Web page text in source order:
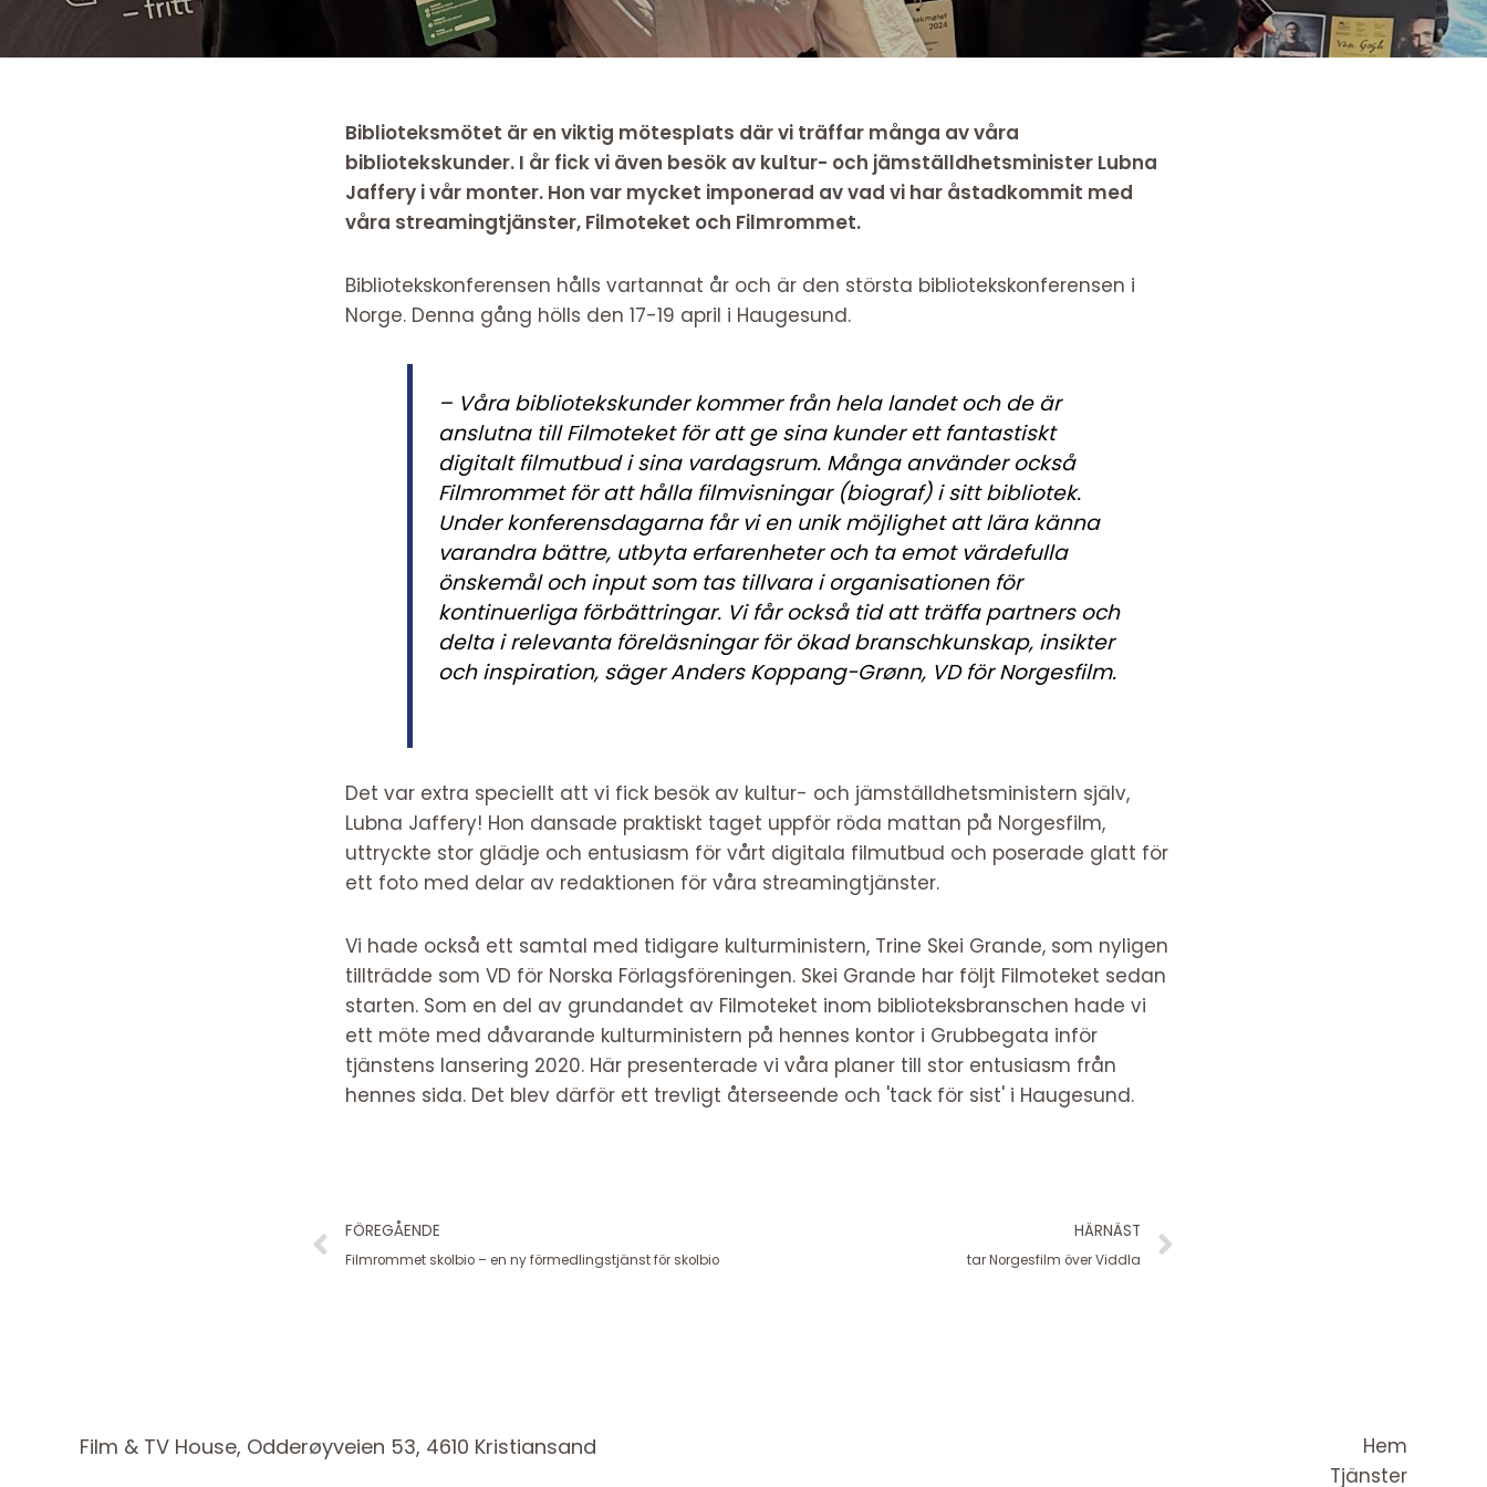
Biblioteksmötet är en viktig mötesplats där vi träffar många av våra
bibliotekskunder. I år fick vi även besök av kultur- och jämställdhetsminister Lubna
Jaffery i vår monter. Hon var mycket imponerad av vad vi har åstadkommit med
våra streamingtjänster, Filmoteket och Filmrommet.
Bibliotekskonferensen hålls vartannat år och är den största bibliotekskonferensen i
Norge. Denna gång hölls den 17-19 april i Haugesund.
– Våra bibliotekskunder kommer från hela landet och de är
anslutna till Filmoteket för att ge sina kunder ett fantastiskt
digitalt filmutbud i sina vardagsrum. Många använder också
Filmrommet för att hålla filmvisningar (biograf) i sitt bibliotek.
Under konferensdagarna får vi en unik möjlighet att lära känna
varandra bättre, utbyta erfarenheter och ta emot värdefulla
önskemål och input som tas tillvara i organisationen för
kontinuerliga förbättringar. Vi får också tid att träffa partners och
delta i relevanta föreläsningar för ökad branschkunskap, insikter
och inspiration, säger Anders Koppang-Grønn, VD för Norgesfilm.
Det var extra speciellt att vi fick besök av kultur- och jämställdhetsministern själv,
Lubna Jaffery! Hon dansade praktiskt taget uppför röda mattan på Norgesfilm,
uttryckte stor glädje och entusiasm för vårt digitala filmutbud och poserade glatt för
ett foto med delar av redaktionen för våra streamingtjänster.
Vi hade också ett samtal med tidigare kulturministern, Trine Skei Grande, som nyligen
tillträdde som VD för Norska Förlagsföreningen. Skei Grande har följt Filmoteket sedan
starten. Som en del av grundandet av Filmoteket inom biblioteksbranschen hade vi
ett möte med dåvarande kulturministern på hennes kontor i Grubbegata inför
tjänstens lansering 2020. Här presenterade vi våra planer till stor entusiasm från
hennes sida. Det blev därför ett trevligt återseende och 'tack för sist' i Haugesund.
Föregående
FÖREGÅENDE
Filmrommet skolbio – en ny förmedlingstjänst för skolbio
HÄRNÄST
tar Norgesfilm över Viddla
Film & TV House, Odderøyveien 53, 4610 Kristiansand
Hem
Tjänster